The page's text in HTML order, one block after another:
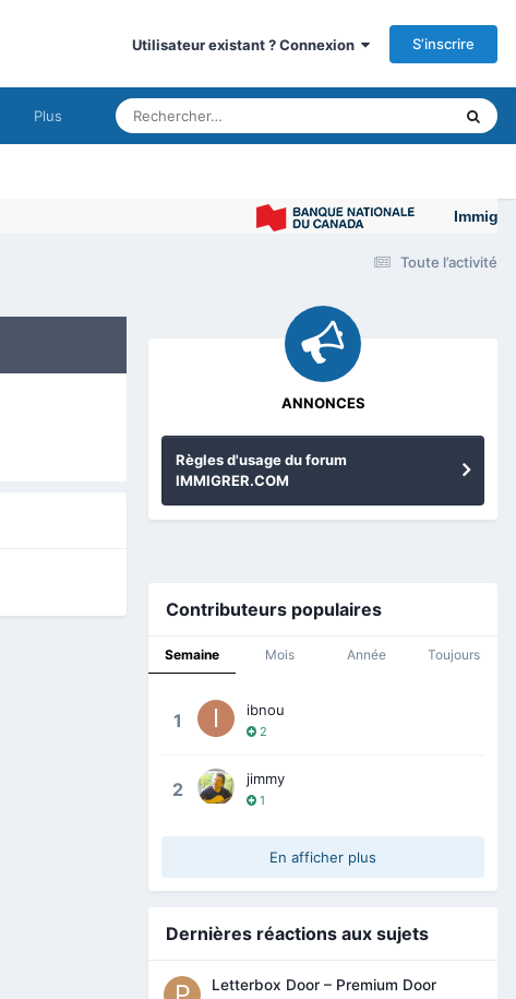
Utilisateur existant ? Connexion S’inscrire
Plus
Immigrer au
Toute l’activité
ANNONCES
Règles d'usage du forum
IMMIGRER.COM
Contributeurs populaires
Semaine Mois Année Toujours
1 ibnou
2
2 jimmy
1
En afficher plus
Dernières réactions aux sujets
Letterbox Door – Premium Door